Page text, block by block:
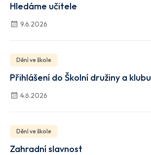
Hledáme učitele
9.6.2026
Dění ve škole
Přihlášení do Školní družiny a klubu
4.6.2026
Dění ve škole
Zahradní slavnost